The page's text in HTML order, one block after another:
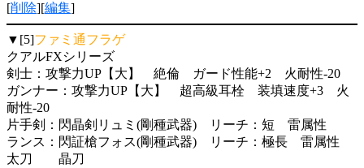
[削除][編集]
▼[5]ファミ通フラゲ
クアルFXシリーズ
剣士：攻撃力UP【大】 絶倫 ガード性能+2 火耐性-20
ガンナー：攻撃力UP【大】 超高級耳栓 装填速度+3 火
耐性-20
片手剣：閃晶剣リュミ(剛種武器) リーチ：短 雷属性
ランス：閃証槍フォス(剛種武器) リーチ：極長 雷属性
太刀 晶刀